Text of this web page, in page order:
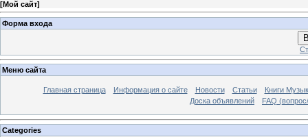
[Мой сайт]
Форма входа
Меню сайта
Главная страница Информация о сайте Новости Статьи
Книги
Доска объявлений
FAQ
Categories